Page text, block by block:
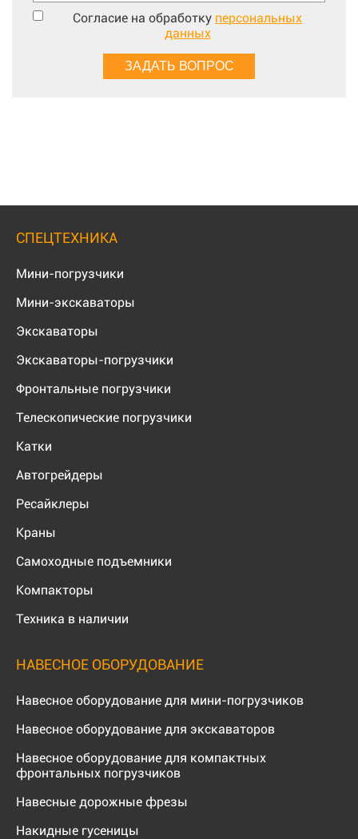
Согласие на обработку персональных
данных
СПЕЦТЕХНИКА
Мини-погрузчики
Мини-экскаваторы
Экскаваторы
Экскаваторы-погрузчики
Фронтальные погрузчики
Телескопические погрузчики
Катки
Автогрейдеры
Ресайклеры
Краны
Самоходные подъемники
Компакторы
Техника в наличии
НАВЕСНОЕ ОБОРУДОВАНИЕ
Навесное оборудование для мини-погрузчиков
Навесное оборудование для экскаваторов
Навесное оборудование для компактных
фронтальных погрузчиков
Навесные дорожные фрезы
Накидные гусеницы